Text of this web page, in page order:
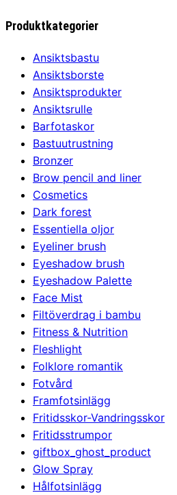
Produktkategorier
Ansiktsbastu
Ansiktsborste
Ansiktsprodukter
Ansiktsrulle
Barfotaskor
Bastuutrustning
Bronzer
Brow pencil and liner
Cosmetics
Dark forest
Essentiella oljor
Eyeliner brush
Eyeshadow brush
Eyeshadow Palette
Face Mist
Filtöverdrag i bambu
Fitness & Nutrition
Fleshlight
Folklore romantik
Fotvård
Framfotsinlägg
Fritidsskor-Vandringsskor
Fritidsstrumpor
giftbox_ghost_product
Glow Spray
Hålfotsinlägg